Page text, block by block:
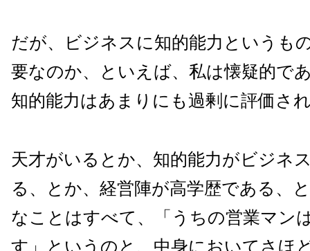
だが、ビジネスに知的能力というも
要なのか、といえば、私は懐疑的で
知的能力はあまりにも過剰に評価さ
天才がいるとか、知的能力がビジネ
る、とか、経営陣が高学歴である、
なことはすべて、「うちの営業マン
す」というのと、中身においてさほ